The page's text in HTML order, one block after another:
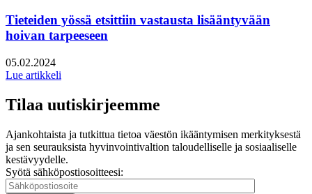
Tieteiden yössä etsittiin vastausta lisääntyvään
hoivan tarpeeseen
Julkaistu:
05.02.2024
Lue artikkeli
Tilaa uutiskirjeemme
Ajankohtaista ja tutkittua tietoa väestön ikääntymisen merkityksestä
ja sen seurauksista hyvinvointivaltion taloudelliselle ja sosiaaliselle
kestävyydelle.
Syötä sähköpostiosoitteesi: